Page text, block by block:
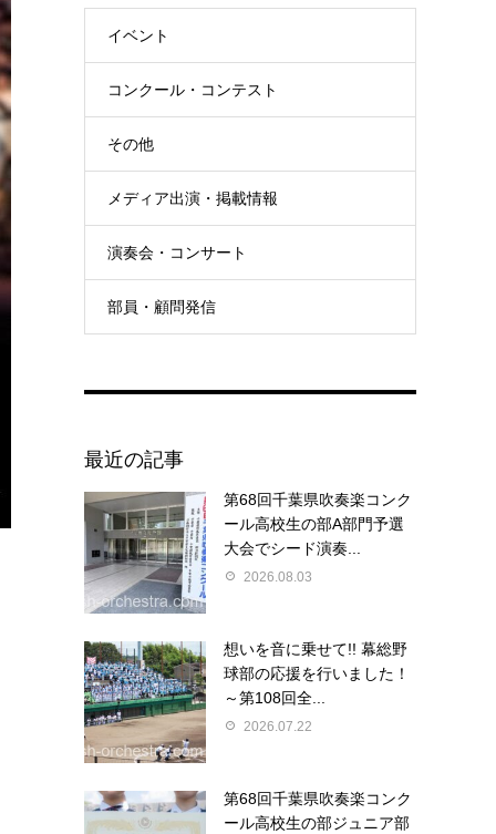
イベント
コンクール・コンテスト
その他
メディア出演・掲載情報
演奏会・コンサート
部員・顧問発信
最近の記事
第68回千葉県吹奏楽コンク
ール高校生の部A部門予選
大会でシード演奏...
2026.08.03
想いを音に乗せて!! 幕総野
球部の応援を行いました！
～第108回全...
2026.07.22
第68回千葉県吹奏楽コンク
ール高校生の部ジュニア部